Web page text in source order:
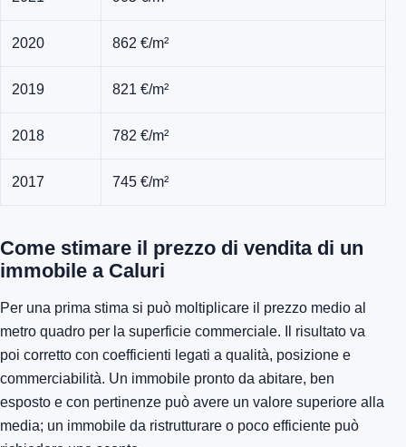
2020 862 €/m²
2019 821 €/m²
2018 782 €/m²
2017 745 €/m²
Come stimare il prezzo di vendita di un
immobile a Caluri
Per una prima stima si può moltiplicare il prezzo medio al
metro quadro per la superficie commerciale. Il risultato va
poi corretto con coefficienti legati a qualità, posizione e
commerciabilità. Un immobile pronto da abitare, ben
esposto e con pertinenze può avere un valore superiore alla
media; un immobile da ristrutturare o poco efficiente può